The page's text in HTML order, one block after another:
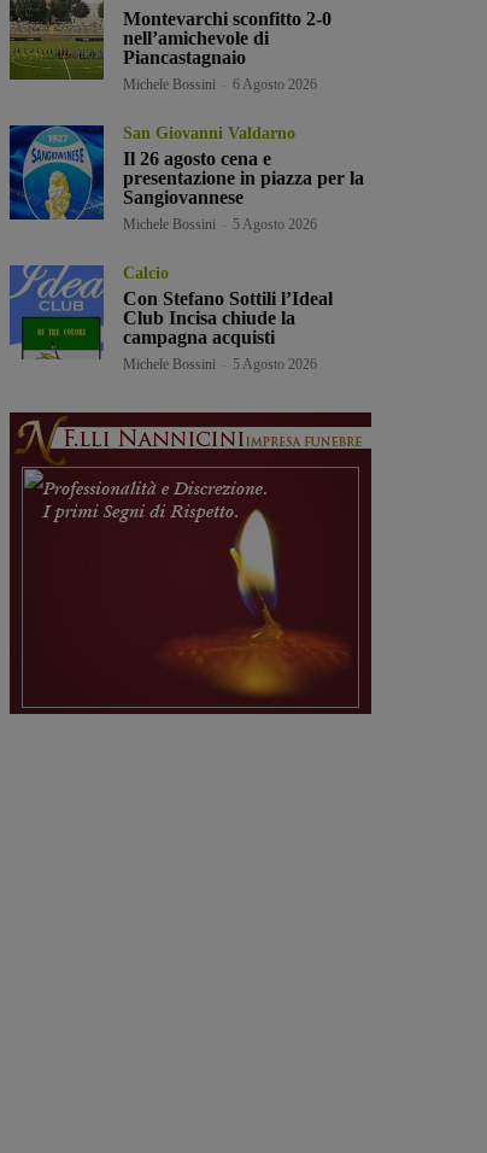
Montevarchi sconfitto 2-0
nell’amichevole di
Piancastagnaio
Michele Bossini 6 Agosto 2026
San Giovanni Valdarno
Il 26 agosto cena e
presentazione in piazza per la
Sangiovannese
Michele Bossini 5 Agosto 2026
Calcio
Con Stefano Sottili l’Ideal
Club Incisa chiude la
campagna acquisti
Michele Bossini 5 Agosto 2026